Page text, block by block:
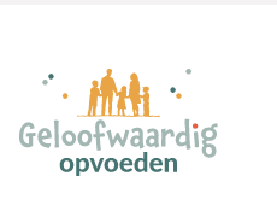
Hemelvaartsdag
Hervormingsdag
Huwelijk